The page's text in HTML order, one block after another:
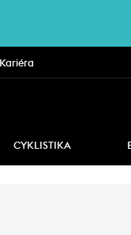
Kariéra
CYKLISTIKA